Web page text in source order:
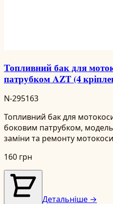
Топливний бак для
патрубком AZT (4
N-295163
Топливний бак для
боковим патрубком,
заміни та ремонту
160 грн
Детальніше →